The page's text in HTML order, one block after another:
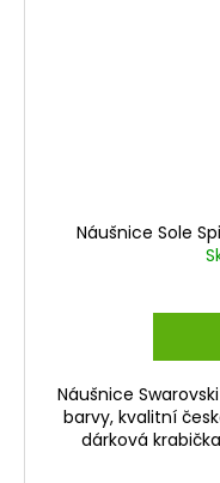
Náušnice Sole
Náušnice
barvy, kvalitní
dárková